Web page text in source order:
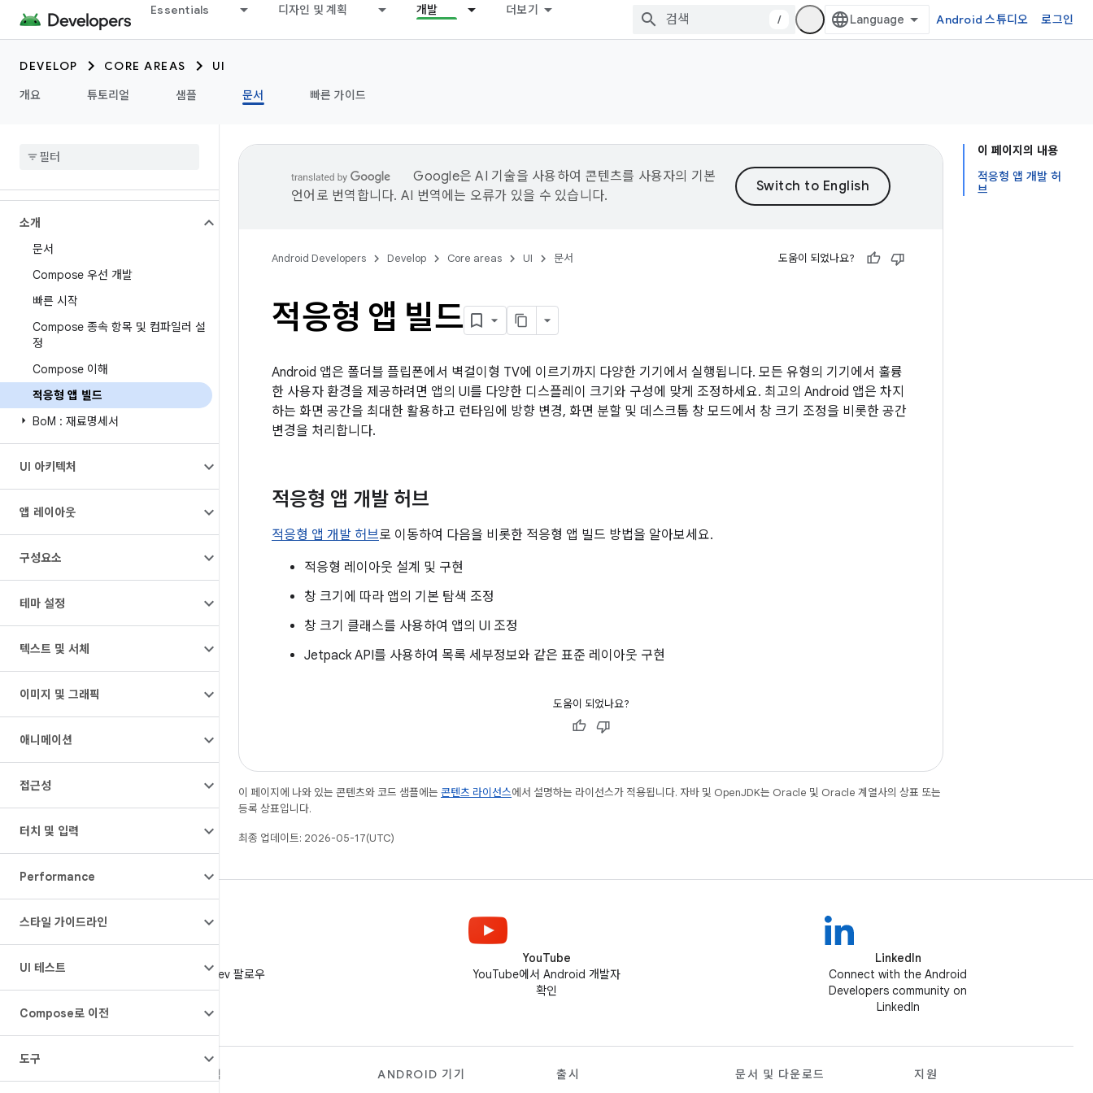
Essentials 디자인 및 계획 개발 더보기
/ Android 스튜디오 로그인
DEVELOP CORE AREAS
UI
개요
튜토리얼 샘플 문서 빠른 가이드
소개
문서
Compose 우선 개발
빠른 시작
Compose 종속 항목 및 컴파일러 설
정
Compose 이해
적응형 앱 빌드
BoM : 재료명세서
UI 아키텍처
앱 레이아웃
구성요소
테마 설정
텍스트 및 서체
이미지 및 그래픽
애니메이션
접근성
터치 및 입력
Performance
스타일 가이드라인
UI 테스트
Compose로 이전
도구
이 페이지의 내용
적응형 앱 개발 허
브
Google은 AI 기술을 사용하여 콘텐츠를 사용자의 기본
언어로 번역합니다. AI 번역에는 오류가 있을 수 있습니다.
Android Developers Develop Core areas UI 문서 도움이 되었나요?
적응형 앱 빌드
Android 앱은 폴더블 플립폰에서 벽걸이형 TV에 이르기까지 다양한 기기에서 실행됩니다. 모든 유형의 기기에서 훌륭
한 사용자 환경을 제공하려면 앱의 UI를 다양한 디스플레이 크기와 구성에 맞게 조정하세요. 최고의 Android 앱은 차지
하는 화면 공간을 최대한 활용하고 런타임에 방향 변경, 화면 분할 및 데스크톱 창 모드에서 창 크기 조정을 비롯한 공간
변경을 처리합니다.
적응형 앱 개발 허브
적응형 앱 개발 허브로 이동하여 다음을 비롯한 적응형 앱 빌드 방법을 알아보세요.
적응형 레이아웃 설계 및 구현
창 크기에 따라 앱의 기본 탐색 조정
창 크기 클래스를 사용하여 앱의 UI 조정
Jetpack API를 사용하여 목록 세부정보와 같은 표준 레이아웃 구현
도움이 되었나요?
이 페이지에 나와 있는 콘텐츠와 코드 샘플에는 콘텐츠 라이선스에서 설명하는 라이선스가 적용됩니다. 자바 및 OpenJDK는 Oracle 및 Oracle 계열사의 상표 또는
등록 상표입니다.
최종 업데이트: 2026-05-17(UTC)
X에서 @AndroidDev 팔로우
YouTube
YouTube에서 Android 개발자
확인
LinkedIn
Connect with the Android
Developers community on
LinkedIn
탐색 ANDROID 기기 출시 문서 및 다운로드 지원